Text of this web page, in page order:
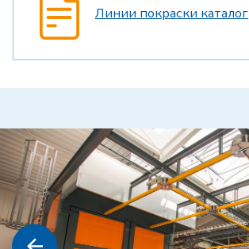
Линии покраски каталог